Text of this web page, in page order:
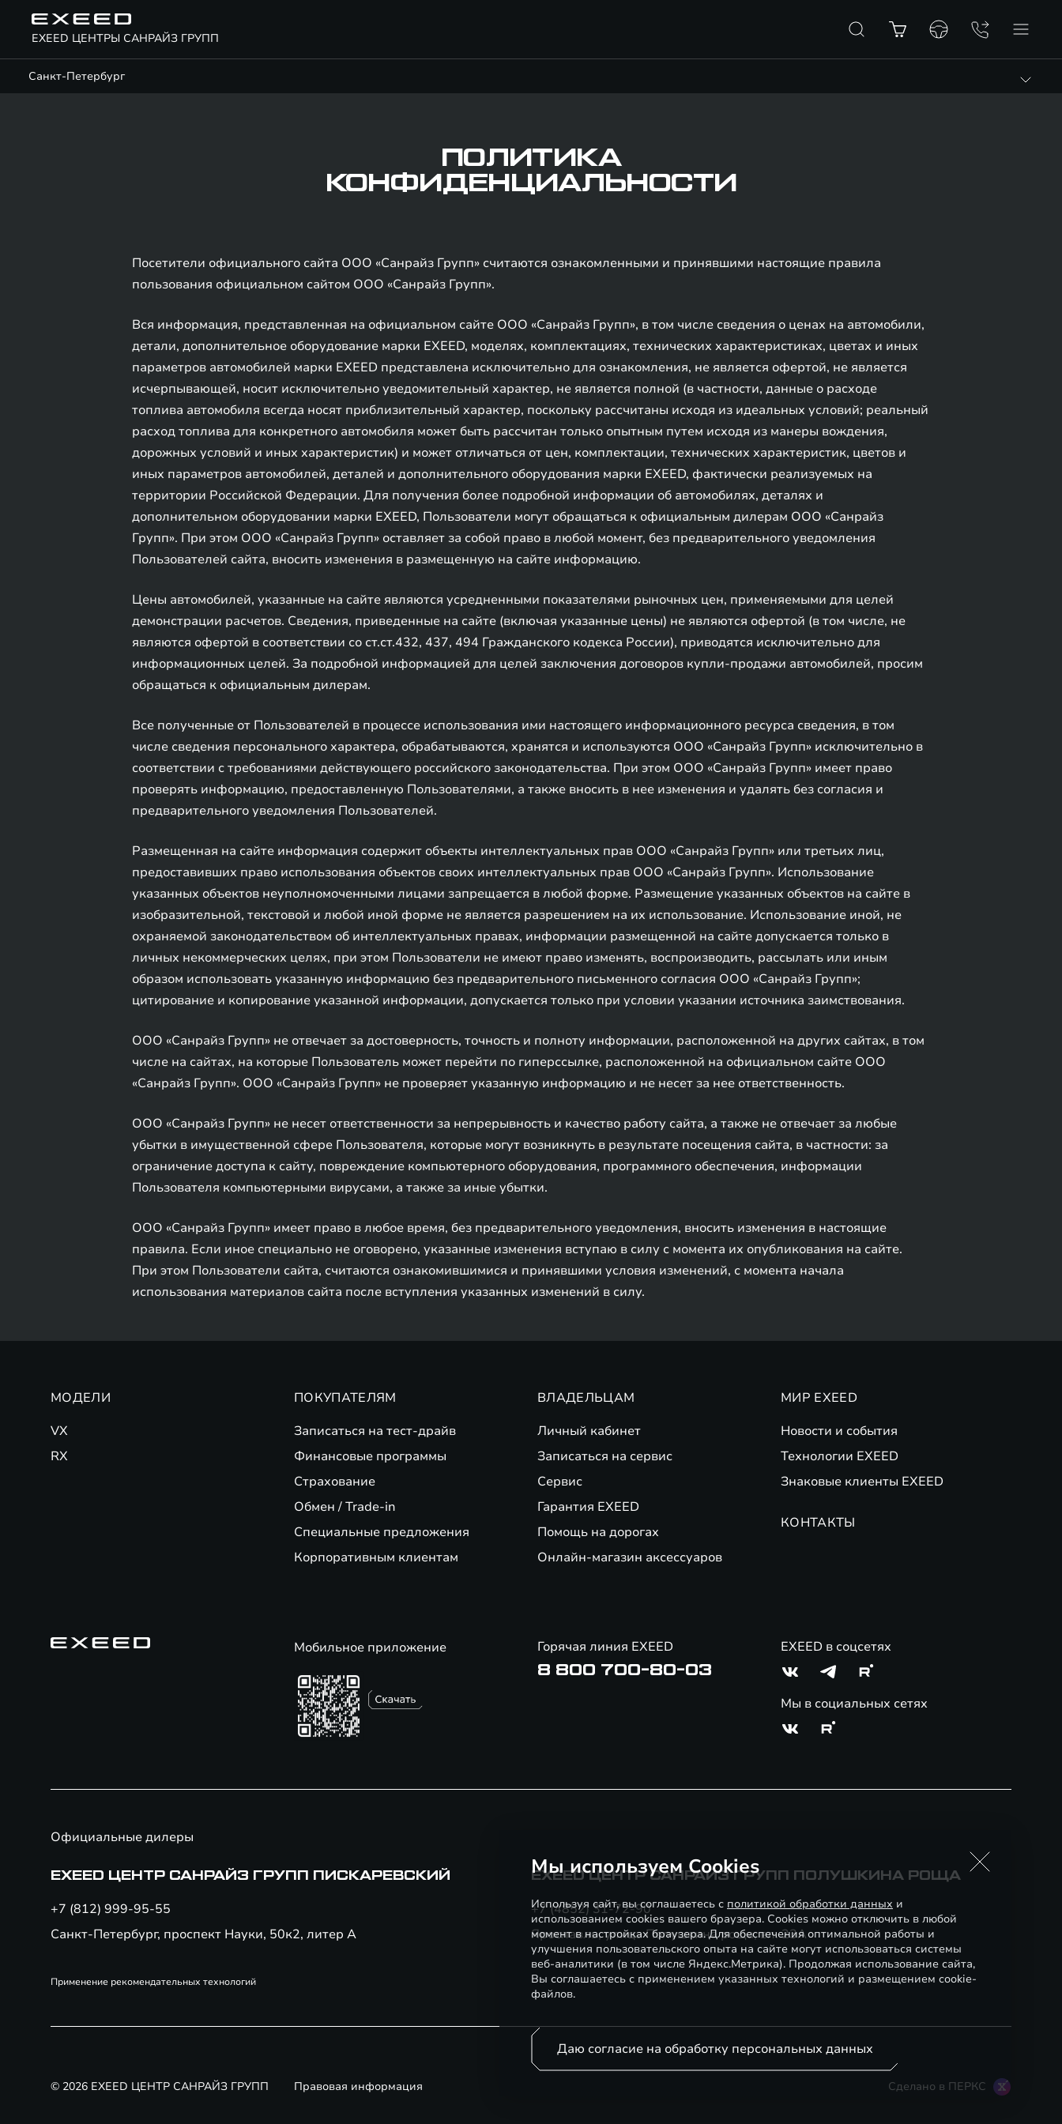
EXEED ЦЕНТРЫ САНРАЙЗ ГРУПП
Санкт-Петербург
ПОЛИТИКА
КОНФИДЕНЦИАЛЬНОСТИ
Посетители официального сайта ООО «Санрайз Групп» считаются ознакомленными и принявшими настоящие правила
пользования официальном сайтом ООО «Санрайз Групп».
Вся информация, представленная на официальном сайте ООО «Санрайз Групп», в том числе сведения о ценах на автомобили,
детали, дополнительное оборудование марки EXEED, моделях, комплектациях, технических характеристиках, цветах и иных
параметров автомобилей марки EXEED представлена исключительно для ознакомления, не является офертой, не является
исчерпывающей, носит исключительно уведомительный характер, не является полной (в частности, данные о расходе
топлива автомобиля всегда носят приблизительный характер, поскольку рассчитаны исходя из идеальных условий; реальный
расход топлива для конкретного автомобиля может быть рассчитан только опытным путем исходя из манеры вождения,
дорожных условий и иных характеристик) и может отличаться от цен, комплектации, технических характеристик, цветов и
иных параметров автомобилей, деталей и дополнительного оборудования марки EXEED, фактически реализуемых на
территории Российской Федерации. Для получения более подробной информации об автомобилях, деталях и
дополнительном оборудовании марки EXEED, Пользователи могут обращаться к официальным дилерам ООО «Санрайз
Групп». При этом ООО «Санрайз Групп» оставляет за собой право в любой момент, без предварительного уведомления
Пользователей сайта, вносить изменения в размещенную на сайте информацию.
Цены автомобилей, указанные на сайте являются усредненными показателями рыночных цен, применяемыми для целей
демонстрации расчетов. Сведения, приведенные на сайте (включая указанные цены) не являются офертой (в том числе, не
являются офертой в соответствии со ст.ст.432, 437, 494 Гражданского кодекса России), приводятся исключительно для
информационных целей. За подробной информацией для целей заключения договоров купли-продажи автомобилей, просим
обращаться к официальным дилерам.
Все полученные от Пользователей в процессе использования ими настоящего информационного ресурса сведения, в том
числе сведения персонального характера, обрабатываются, хранятся и используются ООО «Санрайз Групп» исключительно в
соответствии с требованиями действующего российского законодательства. При этом ООО «Санрайз Групп» имеет право
проверять информацию, предоставленную Пользователями, а также вносить в нее изменения и удалять без согласия и
предварительного уведомления Пользователей.
Размещенная на сайте информация содержит объекты интеллектуальных прав ООО «Санрайз Групп» или третьих лиц,
предоставивших право использования объектов своих интеллектуальных прав ООО «Санрайз Групп». Использование
указанных объектов неуполномоченными лицами запрещается в любой форме. Размещение указанных объектов на сайте в
изобразительной, текстовой и любой иной форме не является разрешением на их использование. Использование иной, не
охраняемой законодательством об интеллектуальных правах, информации размещенной на сайте допускается только в
личных некоммерческих целях, при этом Пользователи не имеют право изменять, воспроизводить, рассылать или иным
образом использовать указанную информацию без предварительного письменного согласия ООО «Санрайз Групп»;
цитирование и копирование указанной информации, допускается только при условии указании источника заимствования.
ООО «Санрайз Групп» не отвечает за достоверность, точность и полноту информации, расположенной на других сайтах, в том
числе на сайтах, на которые Пользователь может перейти по гиперссылке, расположенной на официальном сайте ООО
«Санрайз Групп». ООО «Санрайз Групп» не проверяет указанную информацию и не несет за нее ответственность.
ООО «Санрайз Групп» не несет ответственности за непрерывность и качество работу сайта, а также не отвечает за любые
убытки в имущественной сфере Пользователя, которые могут возникнуть в результате посещения сайта, в частности: за
ограничение доступа к сайту, повреждение компьютерного оборудования, программного обеспечения, информации
Пользователя компьютерными вирусами, а также за иные убытки.
ООО «Санрайз Групп» имеет право в любое время, без предварительного уведомления, вносить изменения в настоящие
правила. Если иное специально не оговорено, указанные изменения вступаю в силу с момента их опубликования на сайте.
При этом Пользователи сайта, считаются ознакомившимися и принявшими условия изменений, с момента начала
использования материалов сайта после вступления указанных изменений в силу.
МОДЕЛИ
VX
RX
ПОКУПАТЕЛЯМ
Записаться на тест-драйв
Финансовые программы
Страхование
Обмен / Trade-in
Специальные предложения
Корпоративным клиентам
ВЛАДЕЛЬЦАМ
Личный кабинет
Записаться на сервис
Сервис
Гарантия EXEED
Помощь на дорогах
Онлайн-магазин аксессуаров
МИР EXEED
Новости и события
Технологии EXEED
Знаковые клиенты EXEED
КОНТАКТЫ
Мобильное приложение Горячая линия EXEED
8 800 700-80-03
EXEED в соцсетях
Мы в социальных сетях
Официальные дилеры
EXEED ЦЕНТР САНРАЙЗ ГРУПП ПИСКАРЕВСКИЙ
+7 (812) 999-95-55
Санкт-Петербург, проспект Науки, 50к2, литер А
EXEED ЦЕНТР САНРАЙЗ ГРУПП ПОЛУШКИНА РОЩА
+7 (4852) 31-72-90
Ярославль, улица Полушкина роща, вл. 23А
Применение рекомендательных технологий
© 2026 EXEED ЦЕНТР САНРАЙЗ ГРУПП Правовая информация Сделано в ПЕРКС
Мы используем Cookies
Используя сайт, вы соглашаетесь с политикой обработки данных и
использованием cookies вашего браузера. Cookies можно отключить в любой
момент в настройках браузера. Для обеспечения оптимальной работы и
улучшения пользовательского опыта на сайте могут использоваться системы
веб-аналитики (в том числе Яндекс.Метрика). Продолжая использование сайта,
Вы соглашаетесь с применением указанных технологий и размещением cookie-
файлов.
Даю согласие на обработку персональных данных